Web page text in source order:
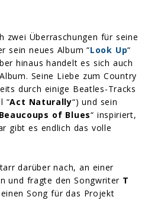
zwei Überraschungen für seine
sein neues Album “Look Up“
hinaus handelt es sich auch
Seine Liebe zum Country
durch einige Beatles-Tracks
“Act Naturally“) und sein
Beaucoups of Blues“ inspiriert,
gibt es endlich das volle
darüber nach, an einer
und fragte den Songwriter T
Song für das Projekt